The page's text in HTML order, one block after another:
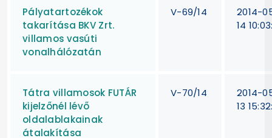
Pályatartozékok
takarítása BKV Zrt.
villamos vasúti
vonalhálózatán
V-69/14
2014-
14
Tátra villamosok FUTÁR
kijelzőnél lévő
oldalablakainak
átalakítása
V-70/14
2014-
13